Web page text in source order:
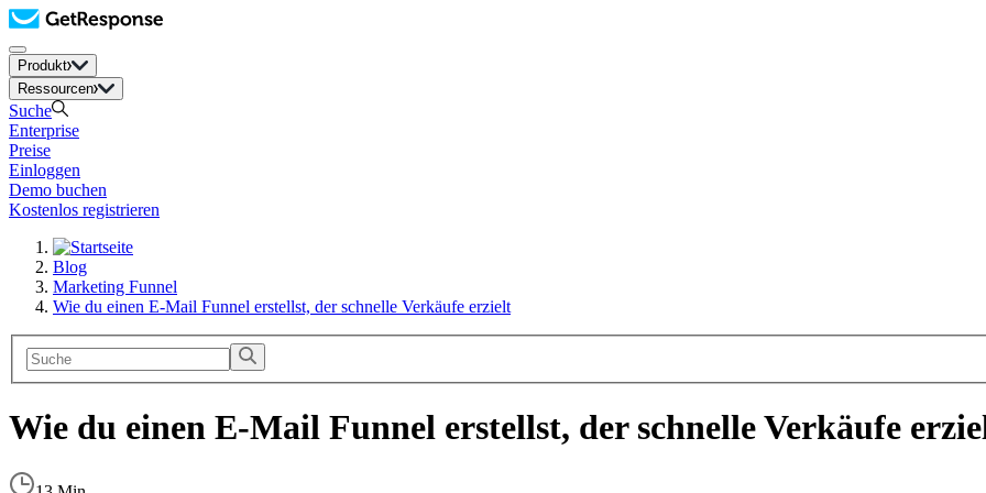
Produkt
Ressourcen
Suche
Enterprise
Preise
Einloggen
Demo buchen
Kostenlos registrieren
Blog
Marketing Funnel
Wie du einen E-Mail Funnel erstellst, der schnelle Verkäufe erzielt
Wie du einen E-Mail Funnel erstellst, der schnelle Verkäufe